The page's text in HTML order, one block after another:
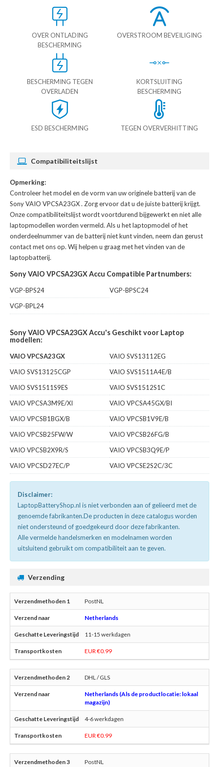
OVER ONTLADING
BESCHERMING
OVERSTROOM BEVEILIGING
BESCHERMING TEGEN
OVERLADEN
KORTSLUITING
BESCHERMING
ESD BESCHERMING TEGEN OVERVERHITTING
Compatibiliteitslijst
Opmerking:
Controleer het model en de vorm van uw originele batterij van de
Sony VAIO VPCSA23GX. Zorg ervoor dat u de juiste batterij krijgt.
Onze compatibiliteitslijst wordt voortdurend bijgewerkt en niet alle
laptopmodellen worden vermeld. Als u het laptopmodel of het
onderdeelnummer van de batterij niet kunt vinden, neem dan gerust
contact met ons op. Wij helpen u graag met het vinden van de
laptopbatterij.
Sony VAIO VPCSA23GX Accu Compatible Partnumbers:
VGP-BPS24
VGP-BPSC24
VGP-BPL24
Sony VAIO VPCSA23GX Accu's Geschikt voor Laptop
modellen:
VAIO VPCSA23GX
VAIO SVS13112EG
VAIO SVS13125CGP
VAIO SVS1511A4E/B
VAIO SVS1511S9ES
VAIO SVS1512S1C
VAIO VPCSA3M9E/XI
VAIO VPCSA45GX/BI
VAIO VPCSB1BGX/B
VAIO VPCSB1V9E/B
VAIO VPCSB25FW/W
VAIO VPCSB26FG/B
VAIO VPCSB2X9R/S
VAIO VPCSB3Q9E/P
VAIO VPCSD27EC/P
VAIO VPCSE2S2C/3C
Disclaimer:
LaptopBatteryShop.nl is niet verbonden aan of gelieerd met de
genoemde fabrikanten.De producten in deze catalogus worden
niet ondersteund of goedgekeurd door deze fabrikanten.
Alle vermelde handelsmerken en modelnamen worden
uitsluitend gebruikt om compatibiliteit aan te geven.
Verzending
PostNL
Netherlands
11-15 werkdagen
EUR €0.99
DHL / GLS
Netherlands (Als de productlocatie: lokaal
magazijn)
4-6 werkdagen
EUR €0.99
PostNL